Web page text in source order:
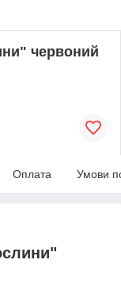
червоний
Оплата Умови